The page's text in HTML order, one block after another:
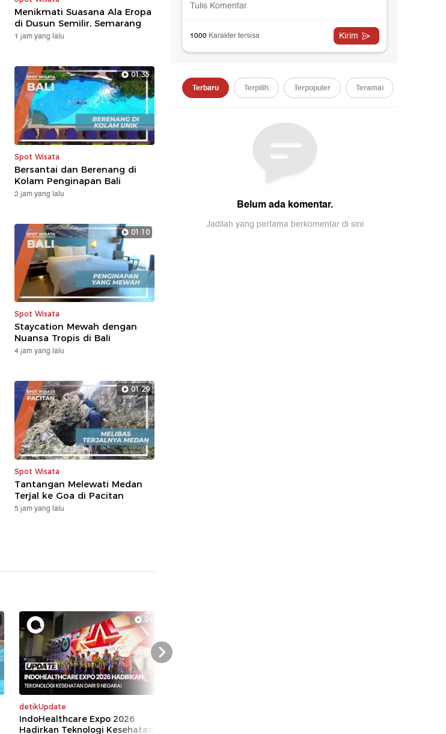
Menikmati Suasana Ala Eropa
di Dusun Semilir, Semarang
1 jam yang lalu
01:35
Spot Wisata
Bersantai dan Berenang di
Kolam Penginapan Bali
2 jam yang lalu
01:10
Spot Wisata
Staycation Mewah dengan
Nuansa Tropis di Bali
4 jam yang lalu
01:29
Spot Wisata
Tantangan Melewati Medan
Terjal ke Goa di Pacitan
5 jam yang lalu
04:39
detikUpdate
IndoHealthcare Expo 2026
Hadirkan Teknologi Kesehatan
Next